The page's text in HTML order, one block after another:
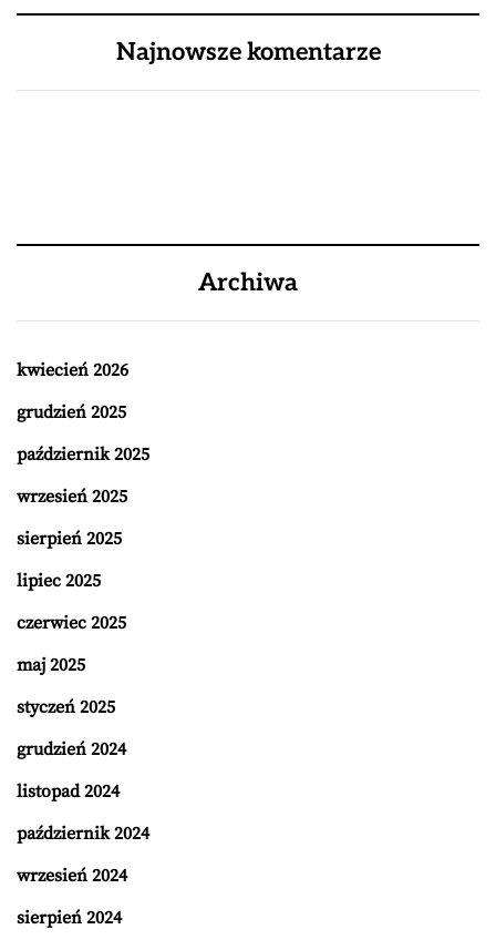
Najnowsze komentarze
Archiwa
kwiecień 2026
grudzień 2025
październik 2025
wrzesień 2025
sierpień 2025
lipiec 2025
czerwiec 2025
maj 2025
styczeń 2025
grudzień 2024
listopad 2024
październik 2024
wrzesień 2024
sierpień 2024